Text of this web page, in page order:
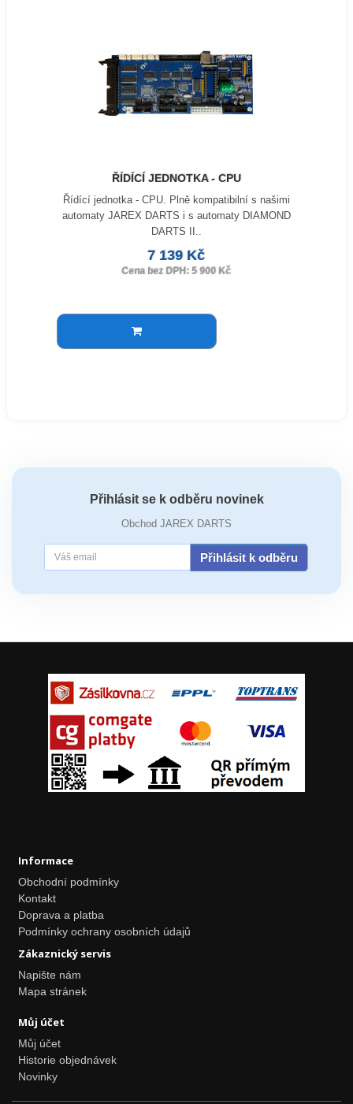
ŘÍDÍCÍ JEDNOTKA - CPU
Řídící jednotka - CPU. Plně kompatibilní s našimi
automaty JAREX DARTS i s automaty DIAMOND
DARTS II..
7 139 Kč
Cena bez DPH: 5 900 Kč
Přihlásit se k odběru novinek
Obchod JAREX DARTS
Přihlásit k odběru
Informace
Obchodní podmínky
Kontakt
Doprava a platba
Podmínky ochrany osobních údajů
Zákaznický servis
Napište nám
Mapa stránek
Můj účet
Můj účet
Historie objednávek
Novinky